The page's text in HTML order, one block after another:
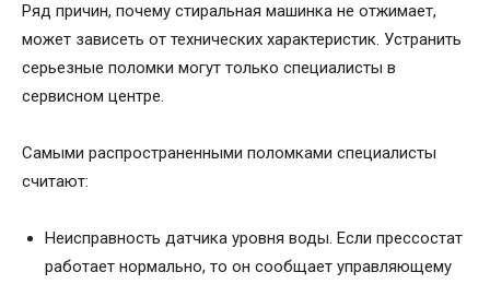
Ряд причин, почему стиральная машинка не отжимает,
может зависеть от технических характеристик. Устранить
серьезные поломки могут только специалисты в
сервисном центре.
Самыми распространенными поломками специалисты
считают:
Неисправность датчика уровня воды. Если прессостат
работает нормально, то он сообщает управляющему